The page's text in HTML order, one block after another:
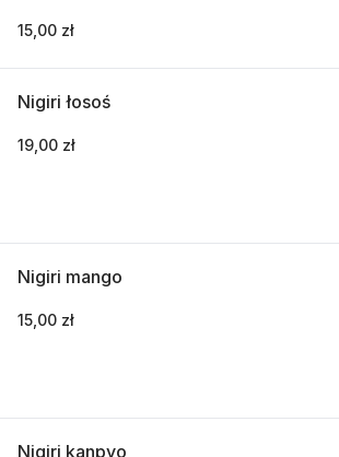
15,00 zł
Nigiri łosoś
19,00 zł
Nigiri mango
15,00 zł
Nigiri kanpyo